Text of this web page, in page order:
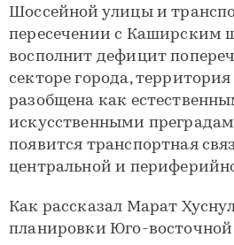
Шоссейной улицы и
пересечении с Каширским
восполнит дефицит
секторе города,
разобщена как
искусственными
появится транспортная
центральной и
Как рассказал Марат
планировки Юго-